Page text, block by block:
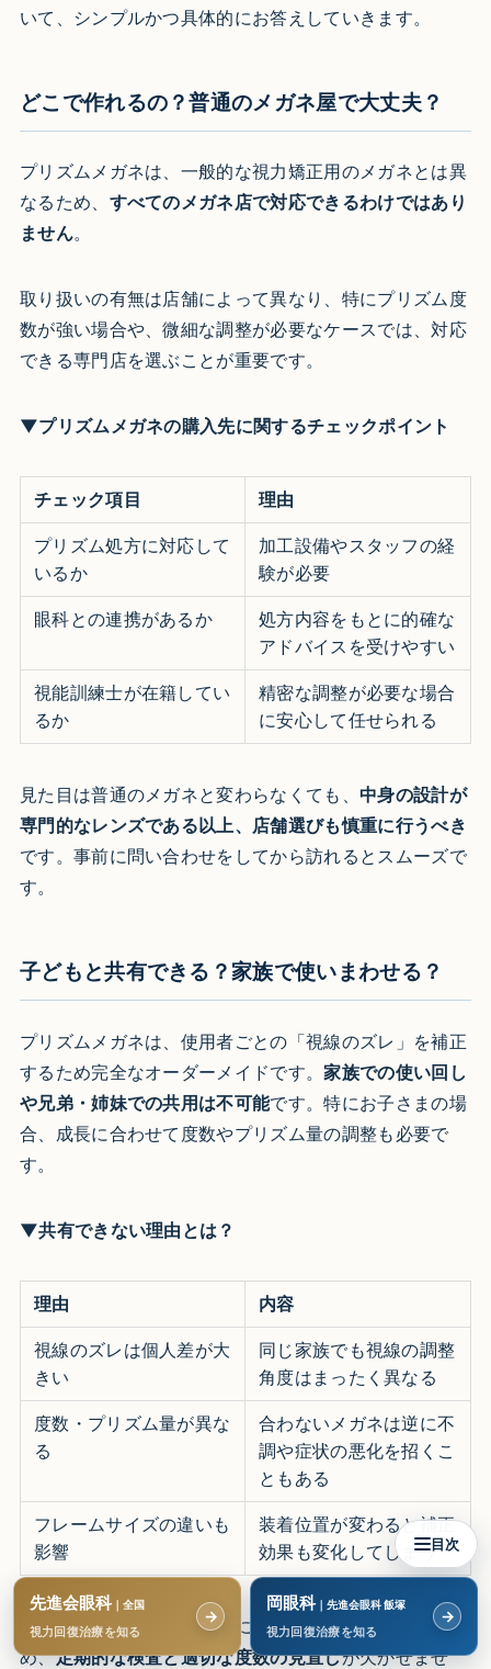
いて、シンプルかつ具体的にお答えしていきます。
どこで作れるの？普通のメガネ屋で大丈夫？
プリズムメガネは、一般的な視力矯正用のメガネとは異
なるため、 すべてのメガネ店で対応できるわけではあり
ません。
取り扱いの有無は店舗によって異なり、特にプリズム度
数が強い場合や、微細な調整が必要なケースでは、対応
できる専門店を選ぶことが重要です。
▼プリズムメガネの購入先に関するチェックポイント
チェック項目 理由
プリズム処方に対応して
いるか
加工設備やスタッフの経
験が必要
眼科との連携があるか
処方内容をもとに的確な
アドバイスを受けやすい
視能訓練士が在籍してい
るか
精密な調整が必要な場合
に安心して任せられる
見た目は普通のメガネと変わらなくても、中身の設計が
専門的なレンズである以上、店舗選びも慎重に行うべき
です。事前に問い合わせをしてから訪れるとスムーズで
す。
子どもと共有できる？家族で使いまわせる？
プリズムメガネは、使用者ごとの「視線のズレ」を補正
するため完全なオーダーメイドです。家族での使い回し
や兄弟・姉妹での共用は不可能です。特にお子さまの場
合、成長に合わせて度数やプリズム量の調整も必要で
す。
▼共有できない理由とは？
理由 内容
視線のズレは個人差が大
きい
同じ家族でも視線の調整
角度はまったく異なる
度数・プリズム量が異な
る
合わないメガネは逆に不
調や症状の悪化を招くこ
ともある
フレームサイズの違いも
影響
装着位置が変わると補正
効果も変化してしまう
特にお子さんの場合は成長によって目の状態が変わるた
め、定期的な検査と適切な度数の見直しが欠かせませ
先進会眼科｜全国
視力回復治療を知る
→
岡眼科｜先進会眼科 飯塚
視力回復治療を知る
→
目次